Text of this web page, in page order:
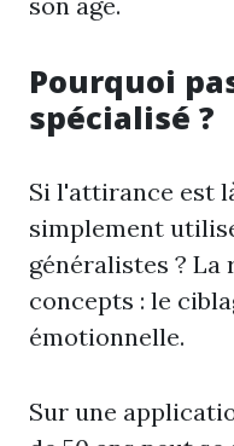
Pourquoi
spécialisé ?
Si l'attirance est
simplement
généralistes ? La
concepts : le
émotionnelle.
Sur une